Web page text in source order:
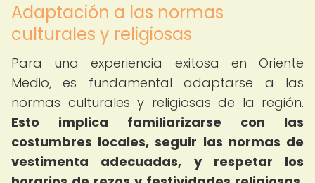
Adaptación a las normas
culturales y religiosas
Para una experiencia exitosa en Oriente
Medio, es fundamental adaptarse a las
normas culturales y religiosas de la región.
Esto implica familiarizarse con las
costumbres locales, seguir las normas de
vestimenta adecuadas, y respetar los